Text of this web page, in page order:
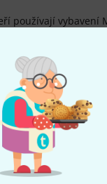
používají vybavení
Fuller, Mic Gillette ,
a Vince Mai .
Vám
peněz, 3letou
služeb, jako
financování a
najdete zde: